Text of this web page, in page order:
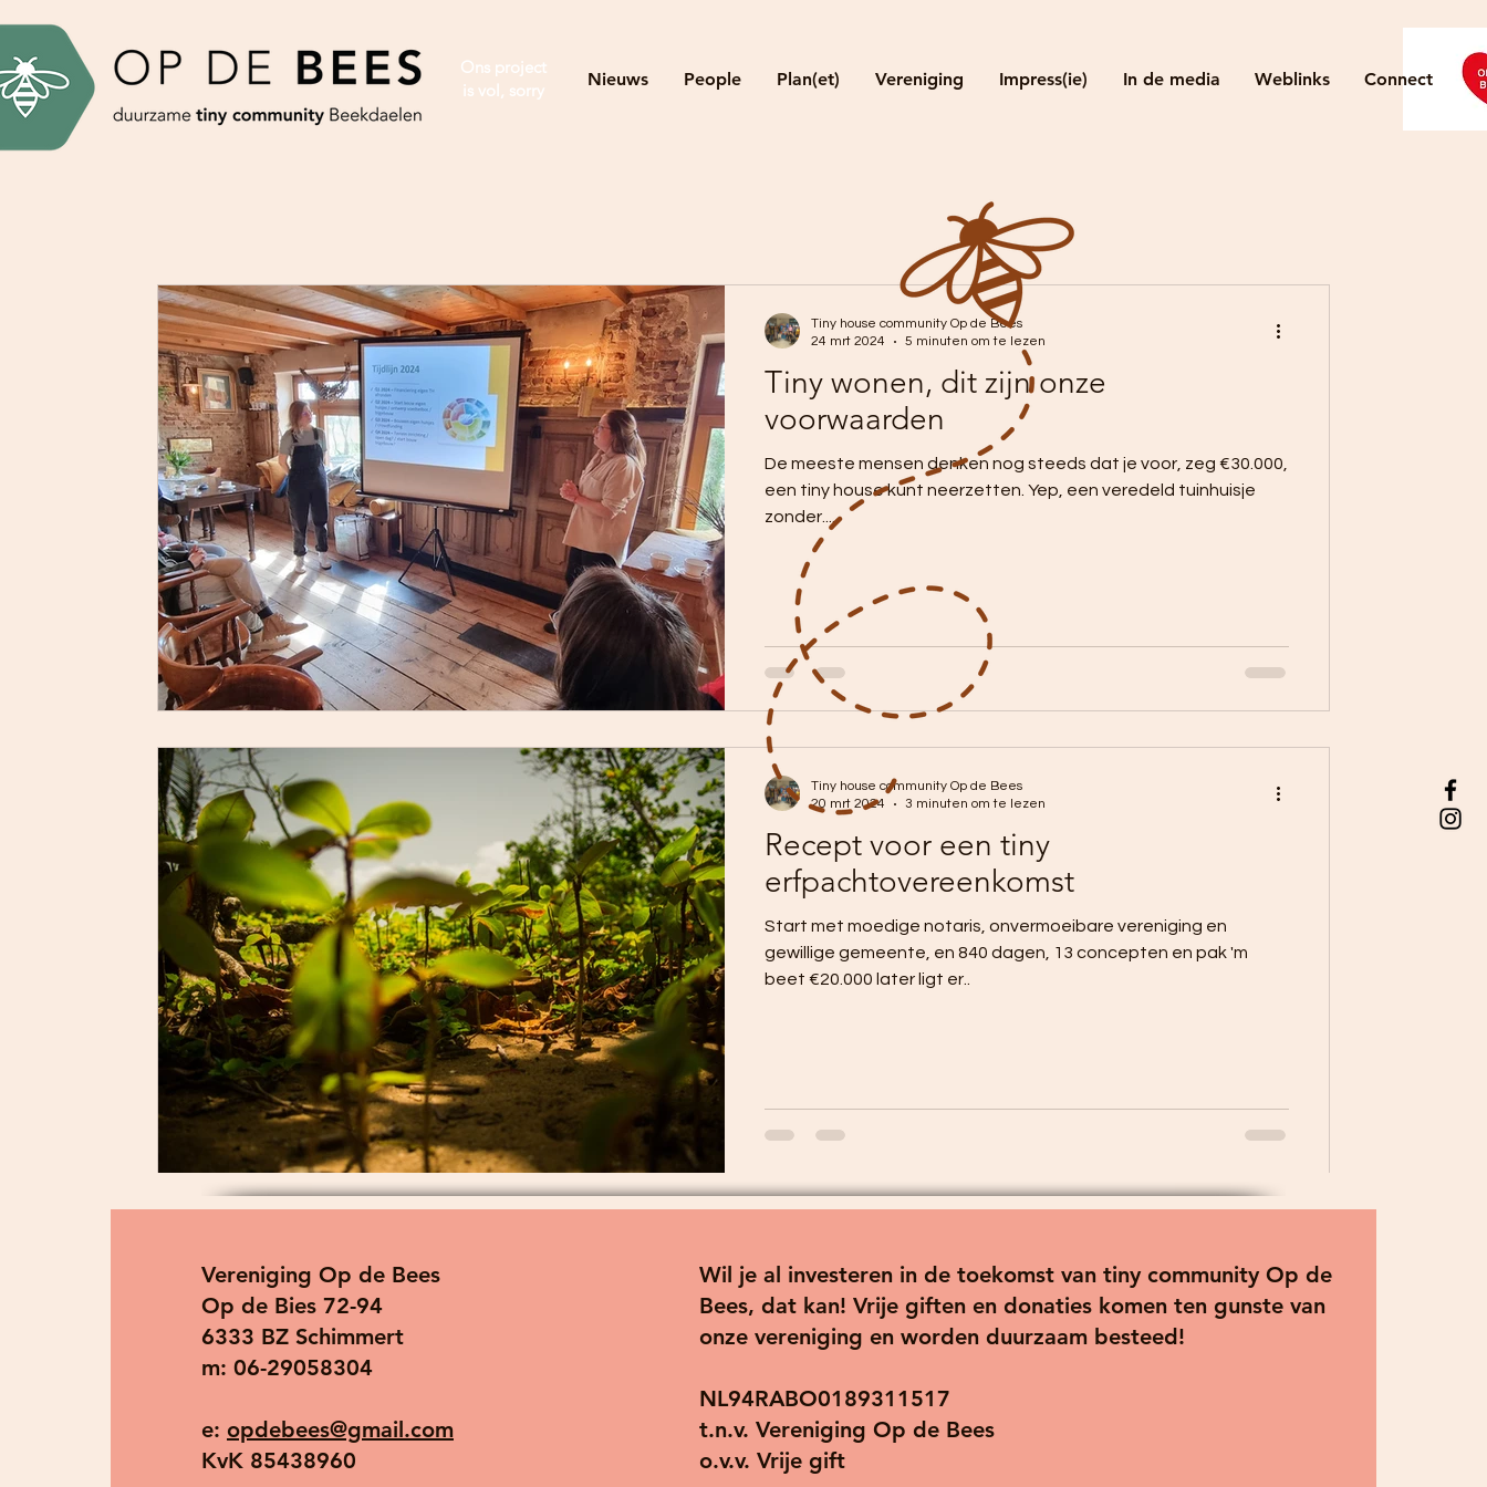
Ons project
is vol, sorry
Nieuws People Plan(et) Vereniging Impress(ie) In de media Weblinks Connect
Tiny wonen, dit zijn onze
voorwaarden
De meeste mensen denken nog steeds dat je voor, zeg €30.000,
een tiny house kunt neerzetten. Yep, een veredeld tuinhuisje
zonder....
Tiny house community Op de Bees
24 mrt 2024
5 minuten om te lezen
Recept voor een tiny
erfpachtovereenkomst
Start met moedige notaris, onvermoeibare vereniging en
gewillige gemeente, en 840 dagen, 13 concepten en pak 'm
beet €20.000 later ligt er..
Tiny house community Op de Bees
20 mrt 2024
3 minuten om te lezen
Vereniging Op de Bees
Op de Bies 72-94
6333 BZ Schimmert
m: 06-29058304
e: opdebees@gmail.com
KvK 85438960
Wil je al investeren in de toekomst van tiny community Op de
Bees, dat kan! Vrije giften en donaties komen ten gunste van
onze vereniging en worden duurzaam besteed!
NL94RABO0189311517
t.n.v. Vereniging Op de Bees
o.v.v. Vrije gift